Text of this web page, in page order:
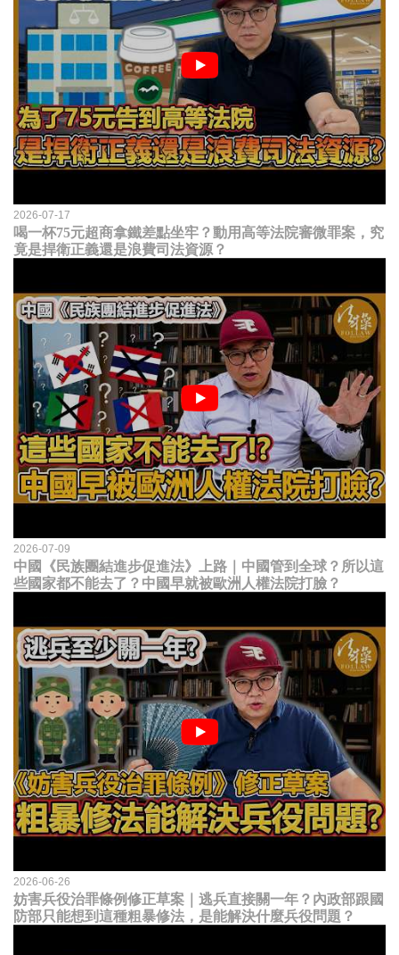
2026-07-17
喝一杯75元超商拿鐵差點坐牢？動用高等法院審微罪案，究
竟是捍衛正義還是浪費司法資源？
2026-07-09
中國《民族團結進步促進法》上路｜中國管到全球？所以這
些國家都不能去了？中國早就被歐洲人權法院打臉？
2026-06-26
妨害兵役治罪條例修正草案｜逃兵直接關一年？內政部跟國
防部只能想到這種粗暴修法，是能解決什麼兵役問題？